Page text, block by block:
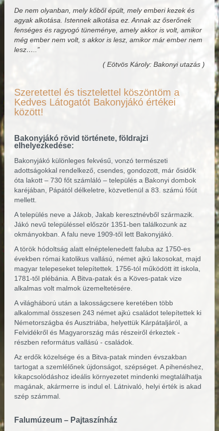
De nem olyanban, mely kőből épült, mely emberi kezek és
agyak alkotása. Istennek alkotása ez. Annak az őserőnek
fenséges és ragyogó tüneménye, amely akkor is volt, amikor
még ember nem volt, s akkor is lesz, amikor már ember nem
lesz…..”
( Eötvös Károly: Bakonyi utazás )
Szeretettel és tisztelettel köszöntöm a
Kedves Látogatót Bakonyjákó értékei
között!
Bakonyjákó rövid története, földrajzi
elhelyezkedése:
Bakonyjákó különleges fekvésű, vonzó természeti
adottságokkal rendelkező, csendes, gondozott, már ősidők
óta lakott – 730 főt számláló – település a Bakonyi dombok
karéjában, Pápától délkeletre, közvetlenül a 83. számú főút
mellett.
A település neve a Jákob, Jakab keresztnévből származik.
Jákó nevű településsel először 1351-ben találkozunk az
okmányokban. A falu neve 1909-től lett Bakonyjákó.
A török hódoltság alatt elnéptelenedett faluba az 1750-es
években római katolikus vallású, német ajkú lakosokat, majd
magyar telepeseket telepítettek. 1756-tól működött itt iskola,
1781-től plébánia. A Bitva-patak és a Köves-patak vize
alkalmas volt malmok üzemeltetésére.
A világháború után a lakosságcsere keretében több
alkalommal összesen 243 német ajkú családot telepítettek ki
Németországba és Ausztriába, helyettük Kárpátaljáról, a
Felvidékről és Magyarország más részeiről érkeztek -
részben református vallású - családok.
Az erdők közelsége és a Bitva-patak minden évszakban
tartogat a szemlélőnek újdonságot, szépséget. A pihenéshez,
kikapcsolódáshoz ideális környezetet mindenki megtalálhatja
magának, akármerre is indul el. Látnivaló, helyi érték is akad
szép számmal.
Falumúzeum – Pajtaszínház